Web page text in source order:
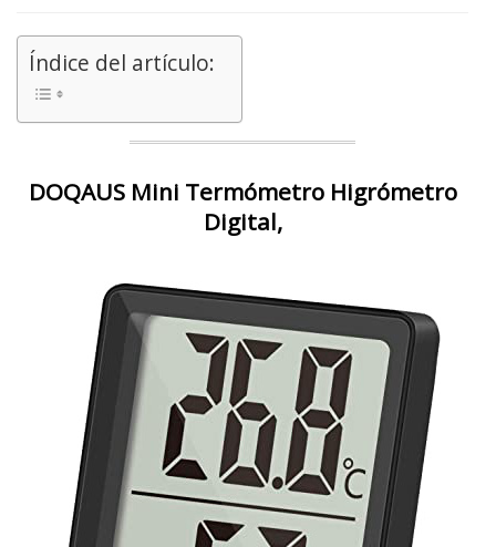
Índice del artículo:
DOQAUS Mini Termómetro Higrómetro
Digital,